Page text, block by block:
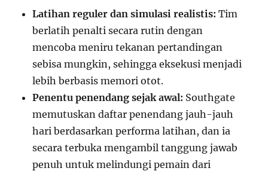
Latihan reguler dan simulasi realistis: Tim
berlatih penalti secara rutin dengan
mencoba meniru tekanan pertandingan
sebisa mungkin, sehingga eksekusi menjadi
lebih berbasis memori otot.
Penentu penendang sejak awal: Southgate
memutuskan daftar penendang jauh-jauh
hari berdasarkan performa latihan, dan ia
secara terbuka mengambil tanggung jawab
penuh untuk melindungi pemain dari